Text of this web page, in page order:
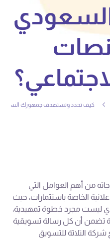
كيف تحدد وتستهدف جمهورك السعودي
من أهم العوامل التي
الخاصة باستثمارات، حيث
ليست مجرد خطوة تمهيدية،
تضمن أن كل رسالة تسويقية
التلاتة للتسويق